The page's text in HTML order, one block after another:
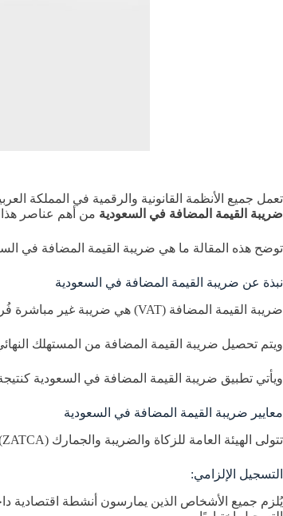
تعمل جميع الأنظمة القانونية والرقمية في المملكة
ضريبة القيمة المضافة في السعودية من أهم عناصر هذا
توضح هذه المقالة ما هي ضريبة القيمة المضافة في
نبذة عن ضريبة القيمة المضافة في السعودية
ضريبة القيمة المضافة (VAT) هي ضريبة غير مباشرة فُرضت منذ الأول من يناير 2018م على جميع مراحل سلسلة إنتاج وتوزيع السلع والخدمات في المملكة، باستثناء بعض الحالات المعفاة المحددة.
ويتم تحصيل ضريبة القيمة المضافة من المستهلك
ويأتي تطبيق ضريبة القيمة المضافة في السعودية
معايير ضريبة القيمة المضافة في السعودية
تتولى الهيئة العامة للزكاة والضريبة والجمارك (ZATCA) مسؤولية إدارة نظام ضريبة القيمة المضافة في السعودية وتطبيقه بالتعاون مع الجهات المعنية، وذلك وفق معايير من أهمها:
التسجيل الإلزامي: